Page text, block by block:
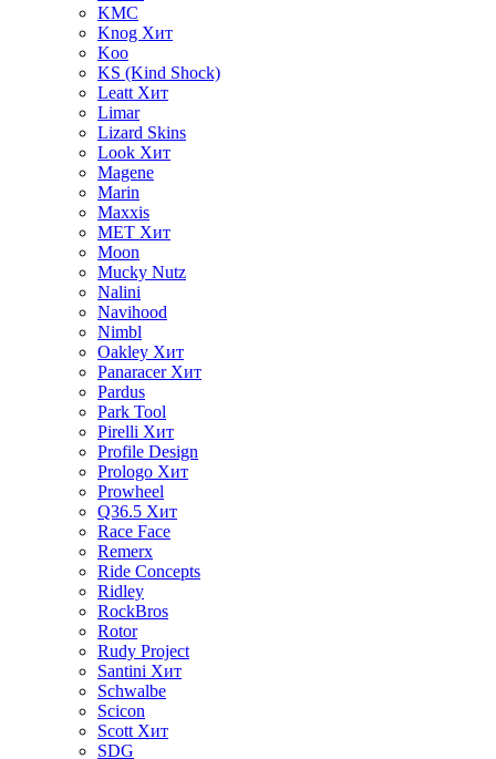
KMC
Knog Хит
Koo
KS (Kind Shock)
Leatt Хит
Limar
Lizard Skins
Look Хит
Magene
Marin
Maxxis
MET Хит
Moon
Mucky Nutz
Nalini
Navihood
Nimbl
Oakley Хит
Panaracer Хит
Pardus
Park Tool
Pirelli Хит
Profile Design
Prologo Хит
Prowheel
Q36.5 Хит
Race Face
Remerx
Ride Concepts
Ridley
RockBros
Rotor
Rudy Project
Santini Хит
Schwalbe
Scicon
Scott Хит
SDG